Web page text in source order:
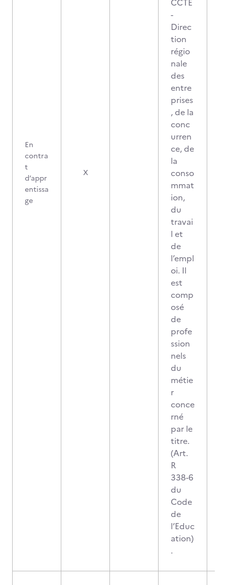
En
contra
t
d’appr
entissa
ge
X
CCTE
-
Direc
tion
régio
nale
des
entre
prises
, de la
conc
urren
ce, de
la
conso
mmat
ion,
du
travai
l et
de
l’empl
oi. Il
est
comp
osé
de
profe
ssion
nels
du
métie
r
conce
rné
par le
titre.
(Art.
R
338-6
du
Code
de
l’Educ
ation)
.